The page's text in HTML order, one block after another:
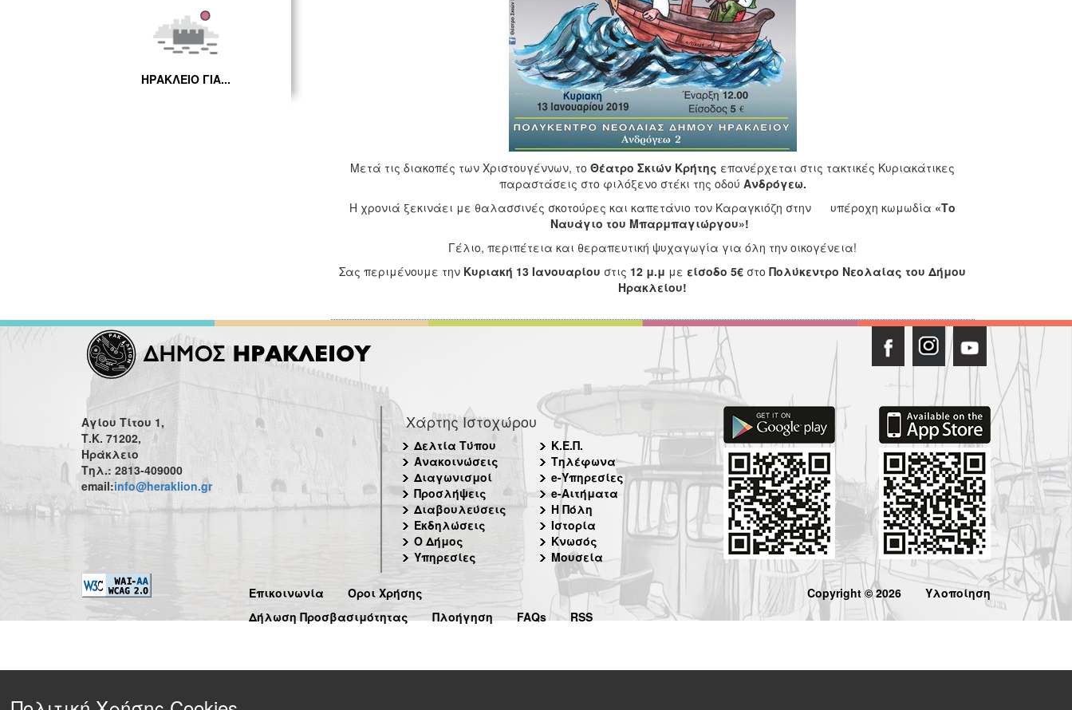
ΗΡΑΚΛΕΙΟ ΓΙΑ...
Μετά τις διακοπές των Χριστουγέννων, τοΘέατρο Σκιών Κρήτης επανέρχεται στις τακτικές Κυριακάτικες
παραστάσεις στο φιλόξενο στέκι της οδού Ανδρόγεω.
Η χρονιά ξεκινάει με θαλασσινές σκοτούρες και καπετάνιο τον Καραγκιόζη στην υπέροχη κωμωδία «Το
Ναυάγιο του Μπαρμπαγιώργου»!
Γέλιο, περιπέτεια και θεραπευτική ψυχαγωγία για όλη την οικογένεια!
Σας περιμένουμε την Κυριακή 13 Ιανουαρίου στις 12 μ.μ με είσοδο 5€ στοΠολύκεντρο Νεολαίας του Δήμου
Ηρακλείου!
Αγίου Τίτου 1,
Τ.Κ. 71202,
Ηράκλειο
Τηλ.: 2813-409000
email:info@heraklion.gr
Χάρτης Ιστοχώρου
Δελτία Τύπου
Ανακοινώσεις
Διαγωνισμοί
Προσλήψεις
Διαβουλεύσεις
Εκδηλώσεις
Ο Δήμος
Υπηρεσίες
Κ.Ε.Π.
Τηλέφωνα
e-Υπηρεσίες
e-Αιτήματα
Η Πόλη
Ιστορία
Κνωσός
Μουσεία
Επικοινωνία
Όροι Χρήσης
Δήλωση Προσβασιμότητας
Πλοήγηση FAQs RSS
Copyright © 2026 Υλοποίηση